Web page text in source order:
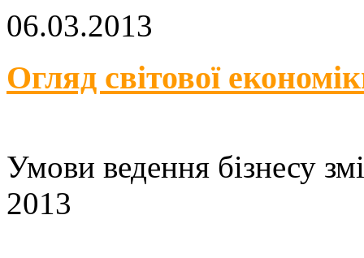
06.03.2013
Огляд світової
Умови ведення бізнесу
2013